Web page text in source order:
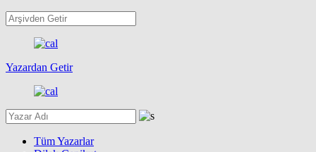
Yazardan Getir
Tüm Yazarlar